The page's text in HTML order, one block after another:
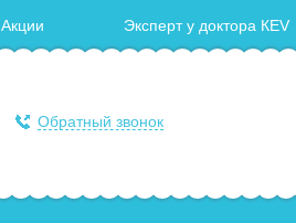
Акции Эксперт у доктора КЕV
Обратный звонок